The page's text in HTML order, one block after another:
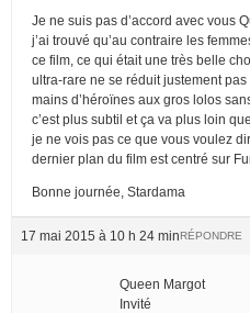
Je ne suis pas d’accord avec vous
j’ai trouvé qu’au contraire les
ce film, ce qui était une très belle
ultra-rare ne se réduit justement
mains d’héroïnes aux gros lolos
c’est plus subtil et ça va plus loin
je ne vois pas ce que vous voulez
dernier plan du film est centré sur
Bonne journée, Stardama
17 mai 2015 à 10 h 24 minRÉPONDRE
Queen Margot
Invité